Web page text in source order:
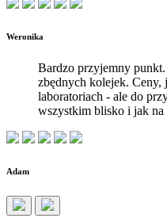
Weronika
Bardzo przyjemny
zbędnych kolejek.
laboratoriach - ale do
wszystkim blisko i jak na
Adam